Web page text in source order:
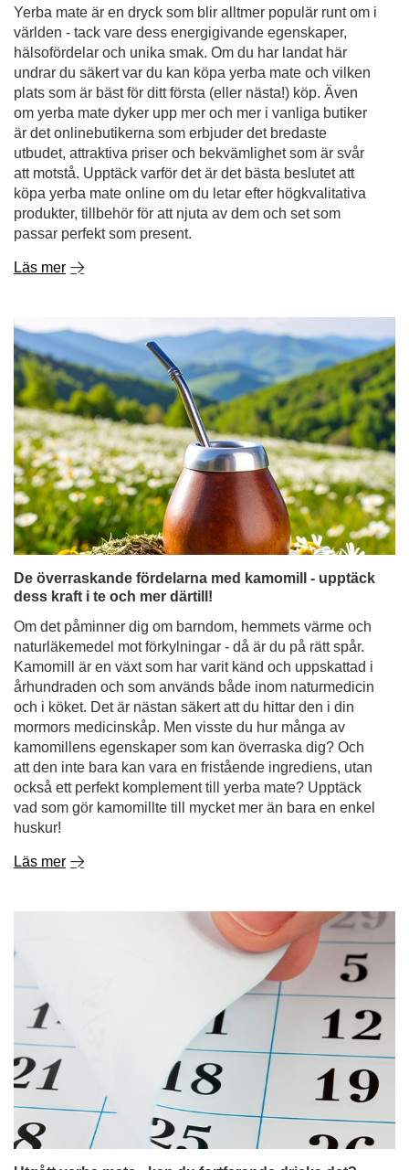
utbudet, attraktiva priser och bekvämlighet som är svår
att motstå. Upptäck varför det är det bästa beslutet att
köpa yerba mate online om du letar efter högkvalitativa
produkter, tillbehör för att njuta av dem och set som
passar perfekt som present.
Läs mer
De överraskande fördelarna med kamomill - upptäck
dess kraft i te och mer därtill!
Om det påminner dig om barndom, hemmets värme och
naturläkemedel mot förkylningar - då är du på rätt spår.
Kamomill är en växt som har varit känd och uppskattad i
århundraden och som används både inom naturmedicin
och i köket. Det är nästan säkert att du hittar den i din
mormors medicinskåp. Men visste du hur många av
kamomillens egenskaper som kan överraska dig? Och
att den inte bara kan vara en fristående ingrediens, utan
också ett perfekt komplement till yerba mate? Upptäck
vad som gör kamomillte till mycket mer än bara en enkel
huskur!
Läs mer
Utgått yerba mate - kan du fortfarande dricka det?
Hur länge håller den och hur förvarar man den på rätt
sätt?
Om det finns ett oöppnat paket yerba mate längst bak i
ditt skåp sedan månader - eller till och med år - är du inte
ensam! Många undrar: är det okej att dricka mate-te som